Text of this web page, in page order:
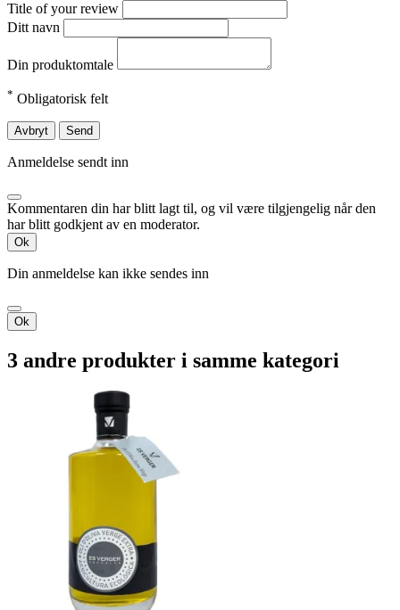
Title of your review
Ditt navn
Din produktomtale
* Obligatorisk felt
Avbryt Send
Anmeldelse sendt inn
Kommentaren din har blitt lagt til, og vil være tilgjengelig når den
har blitt godkjent av en moderator.
Ok
Din anmeldelse kan ikke sendes inn
Ok
3 andre produkter i samme kategori